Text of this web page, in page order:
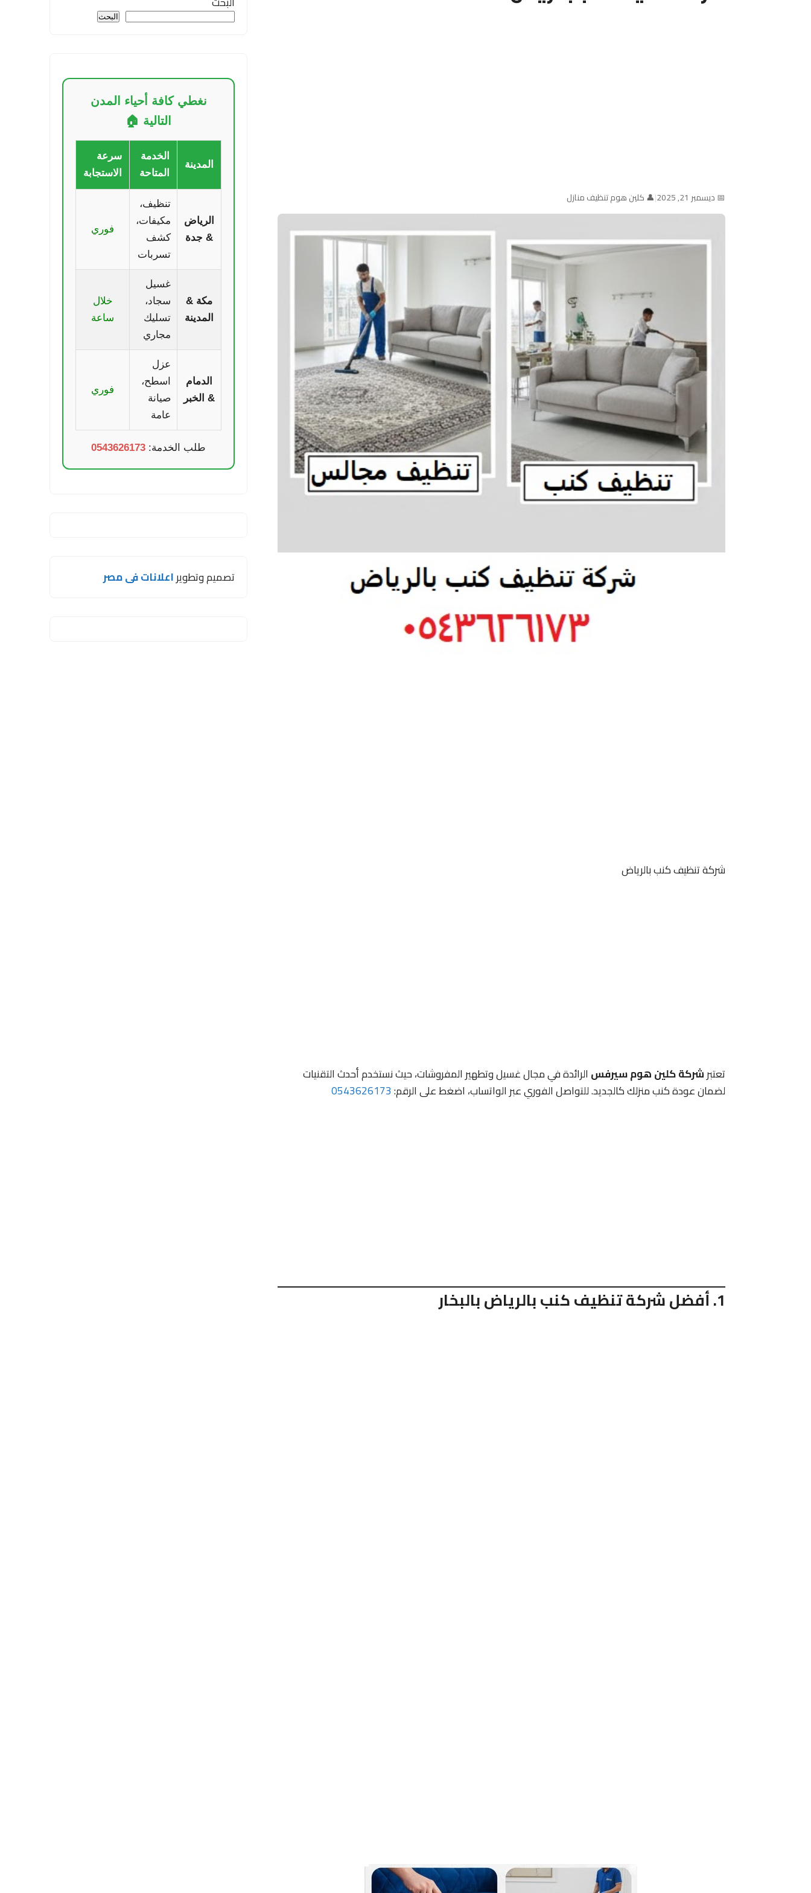
📅 ديسمبر 21, 2025 |👤 كلين هوم تنظيف منازل
شركة تنظيف كنب بالرياض
تعتبرشركة كلين هوم سيرفس الرائدة في مجال غسيل وتطهير المفروشات، حيث نستخدم أحدث التقنيات
لضمان عودة كنب منزلك كالجديد. للتواصل الفوري عبر الواتساب، اضغط على الرقم:0543626173
1. أفضل شركة تنظيف كنب بالرياض بالبخار
البحث
نغطي كافة أحياء المدن
التالية 🏠
المدينة
الخدمة
المتاحة
سرعة
الاستجابة
الرياض
& جدة
تنظيف،
مكيفات،
كشف
تسربات
فوري
مكة &
المدينة
غسيل
سجاد،
تسليك
مجاري
خلال
ساعة
الدمام
& الخبر
عزل
اسطح،
صيانة
عامة
فوري
طلب الخدمة: 0543626173
تصميم وتطويراعلانات فى مصر